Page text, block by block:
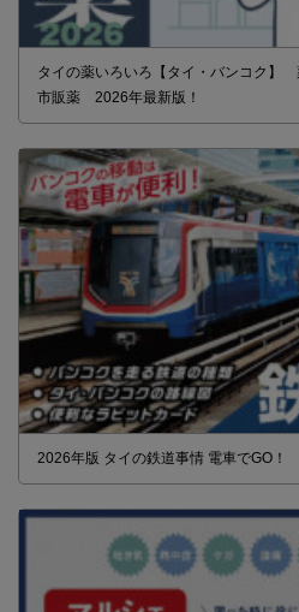
タイの薬いろいろ【タイ・バンコク】
市販薬 2026年最新版！
2026年版 タイの鉄道事情 電車でGO！